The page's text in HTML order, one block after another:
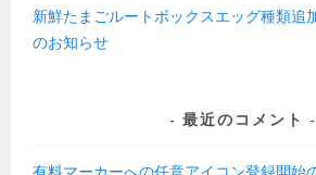
新鮮たまごルートボックスエッグ種類追
のお知らせ
最近のコメント